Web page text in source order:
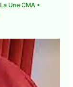
La Une CMA•